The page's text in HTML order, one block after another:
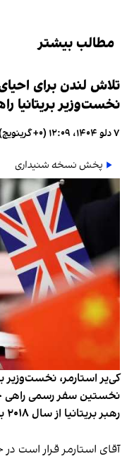
مطالب بیشتر
تلاش لندن برای
نخست‌وزیر بریتانیا
۷ دلو ۱۴۰۴، ۱۲:۰۹ (‎+۰ گرینویچ)
پخش نسخه شنیداری
نخستین سفر رسمی
رهبر بریتانیا از سال ۲۰۱۸ به چین به شمار می‌رود.
آقای استارمر قرار است